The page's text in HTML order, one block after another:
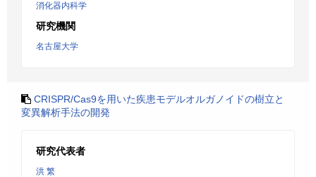
消化器内科学
研究機関
名古屋大学
CRISPR/Cas9を用いた疾患モデルオルガノイドの樹立と
変異解析手法の開発
研究代表者
洪 繁